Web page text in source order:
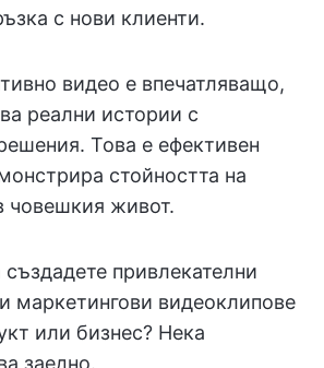
с нови клиенти.
видео е впечатляващо,
реални истории с
Това е ефективен
стойността на
човешкия живот.
привлекателни
маркетингови видеоклипове
или бизнес? Нека
заедно.